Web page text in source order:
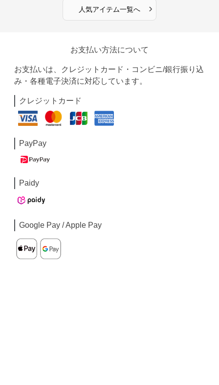
人気アイテム一覧へ ›
お支払い方法について
お支払いは、クレジットカード・コンビニ/銀行振り込
み・各種電子決済に対応しています。
クレジットカード
PayPay
Paidy
Google Pay / Apple Pay